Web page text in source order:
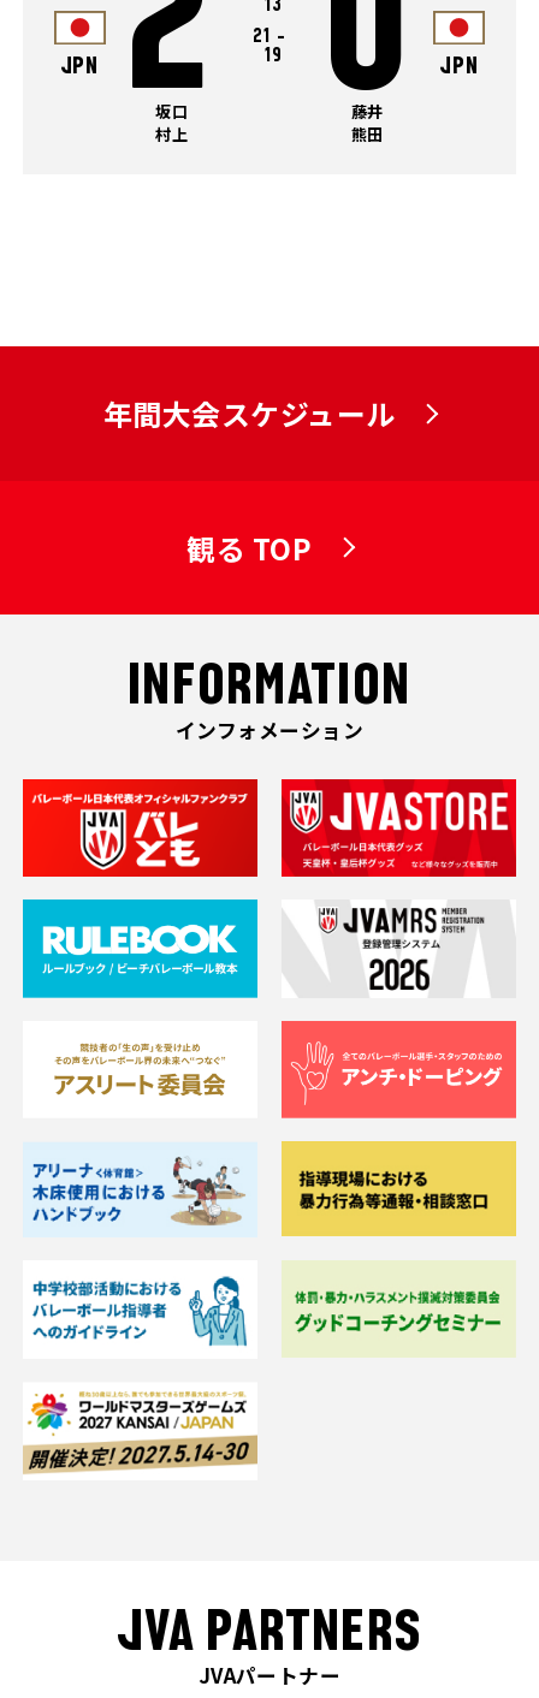
JPN
13
21 -
19
JPN
坂口
村上
藤井
熊田
年間大会スケジュール
観る TOP
INFORMATION
インフォメーション
JVA PARTNERS
JVAパートナー